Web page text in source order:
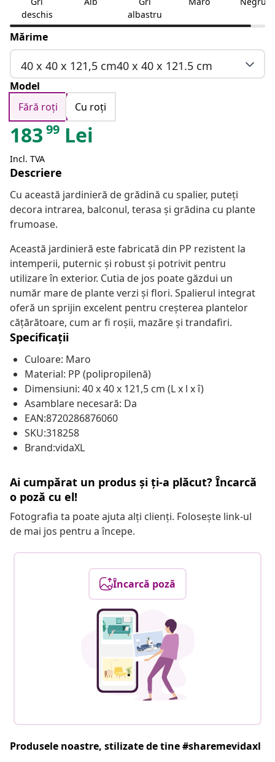
deschis
albastru
Mărime
40 x 40 x 121,5 cm40 x 40 x 121.5 cm
Model
Fără roți
Cu roți
183 99 Lei
Incl. TVA
Descriere
Cu această jardinieră de grădină cu spalier, puteți
decora intrarea, balconul, terasa și grădina cu plante
frumoase.
Această jardinieră este fabricată din PP rezistent la
intemperii, puternic și robust și potrivit pentru
utilizare în exterior. Cutia de jos poate găzdui un
număr mare de plante verzi și flori. Spalierul integrat
oferă un sprijin excelent pentru creșterea plantelor
cățărătoare, cum ar fi roșii, mazăre și trandafiri.
Specificații
Culoare: Maro
Material: PP (polipropilenă)
Dimensiuni: 40 x 40 x 121,5 cm (L x l x î)
Asamblare necesară: Da
EAN:8720286876060
SKU:318258
Brand:vidaXL
Ai cumpărat un produs și ți-a plăcut? Încarcă
o poză cu el!
Fotografia ta poate ajuta alți clienți. Folosește link-ul
de mai jos pentru a începe.
Încarcă poză
Produsele noastre, stilizate de tine #sharemevidaxl